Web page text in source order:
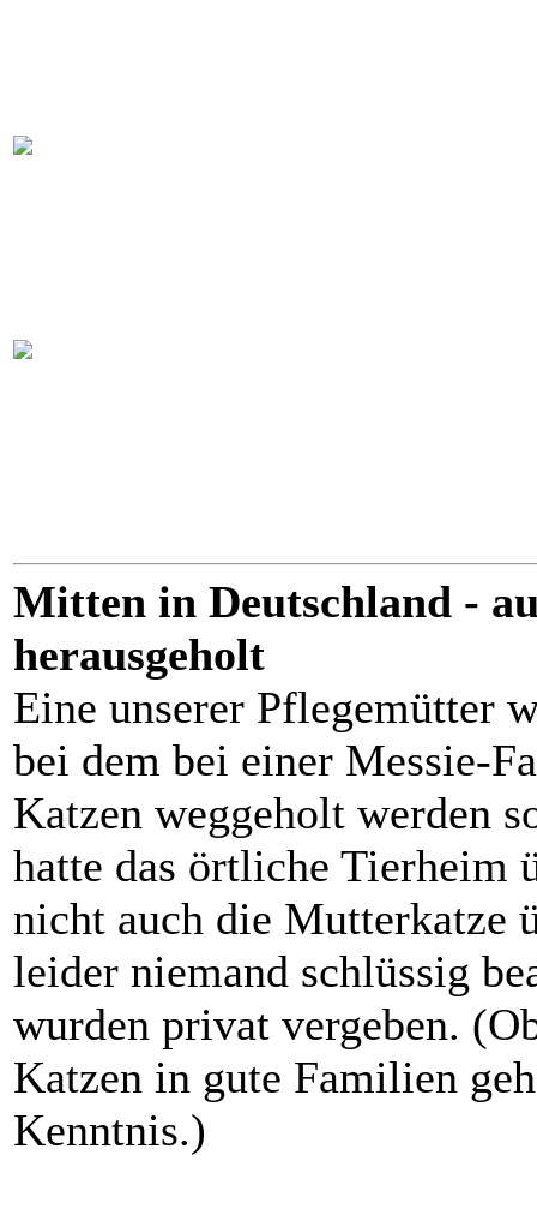
Mitten in Deutschland -
herausgeholt
Eine unserer Pflegemütter
bei dem bei einer Messie-
Katzen weggeholt werden
hatte das örtliche Tierheim
nicht auch die Mutterkatze
leider niemand schlüssig
wurden privat vergeben.
Katzen in gute Familien
Kenntnis.)